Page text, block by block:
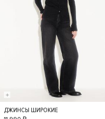
ДЖИНСЫ ШИРОКИЕ